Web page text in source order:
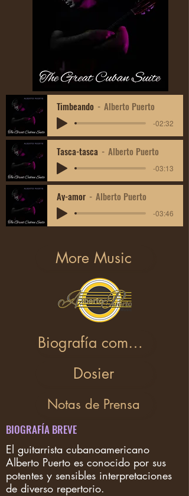
Timbeando Alberto Puerto
-02:32
Tasca-tasca Alberto Puerto
-03:13
Ay-amor Alberto Puerto
-03:46
More Music
Biografía completa
Dosier
Notas de Prensa
BIOGRAFÍA BREVE
El guitarrista cubanoamericano
Alberto Puerto es conocido por sus
potentes y sensibles interpretaciones
de diverso repertorio.